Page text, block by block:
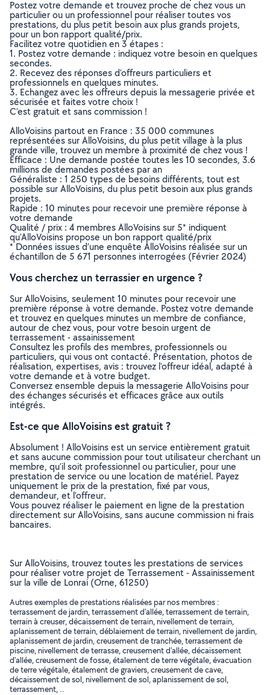
Postez votre demande et trouvez proche de chez vous un
particulier ou un professionnel pour réaliser toutes vos
prestations, du plus petit besoin aux plus grands projets,
pour un bon rapport qualité/prix.
Facilitez votre quotidien en 3 étapes :
1. Postez votre demande : indiquez votre besoin en quelques
secondes.
2. Recevez des réponses d’offreurs particuliers et
professionnels en quelques minutes.
3. Echangez avec les offreurs depuis la messagerie privée et
sécurisée et faites votre choix !
C’est gratuit et sans commission !
AlloVoisins partout en France : 35 000 communes
représentées sur AlloVoisins, du plus petit village à la plus
grande ville, trouvez un membre à proximité de chez vous !
Efficace : Une demande postée toutes les 10 secondes, 3.6
millions de demandes postées par an
Généraliste : 1 250 types de besoins différents, tout est
possible sur AlloVoisins, du plus petit besoin aux plus grands
projets.
Rapide : 10 minutes pour recevoir une première réponse à
votre demande
Qualité / prix : 4 membres AlloVoisins sur 5* indiquent
qu’AlloVoisins propose un bon rapport qualité/prix
* Données issues d’une enquête AlloVoisins réalisée sur un
échantillon de 5 671 personnes interrogées (Février 2024)
Vous cherchez un terrassier en urgence ?
Sur AlloVoisins, seulement 10 minutes pour recevoir une
première réponse à votre demande. Postez votre demande
et trouvez en quelques minutes un membre de confiance,
autour de chez vous, pour votre besoin urgent de
terrassement - assainissement
Consultez les profils des membres, professionnels ou
particuliers, qui vous ont contacté. Présentation, photos de
réalisation, expertises, avis : trouvez l'offreur idéal, adapté à
votre demande et à votre budget.
Conversez ensemble depuis la messagerie AlloVoisins pour
des échanges sécurisés et efficaces grâce aux outils
intégrés.
Est-ce que AlloVoisins est gratuit ?
Absolument ! AlloVoisins est un service entièrement gratuit
et sans aucune commission pour tout utilisateur cherchant un
membre, qu’il soit professionnel ou particulier, pour une
prestation de service ou une location de matériel. Payez
uniquement le prix de la prestation, fixé par vous,
demandeur, et l’offreur.
Vous pouvez réaliser le paiement en ligne de la prestation
directement sur AlloVoisins, sans aucune commission ni frais
bancaires.
Sur AlloVoisins, trouvez toutes les prestations de services
pour réaliser votre projet de Terrassement - Assainissement
sur la ville de Lonrai (Orne, 61250)
Autres exemples de prestations réalisées par nos membres :
terrassement de jardin, terrassement d'allée, terrassement de terrain,
terrain à creuser, décaissement de terrain, nivellement de terrain,
aplanissement de terrain, déblaiement de terrain, nivellement de jardin,
aplanissement de jardin, creusement de tranchée, terrassement de
piscine, nivellement de terrasse, creusement d'allée, décaissement
d'allée, creusement de fosse, étalement de terre végétale, évacuation
de terre végétale, étalement de graviers, creusement de cave,
décaissement de sol, nivellement de sol, aplanissement de sol,
terrassement, ..